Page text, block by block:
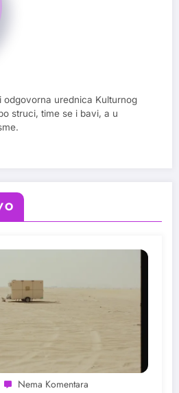
odgovorna urednica Kulturnog
struci, time se i bavi, a u